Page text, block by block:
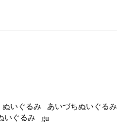
ぬいぐるみ あいづちぬいぐるみ
いぐるみ gu